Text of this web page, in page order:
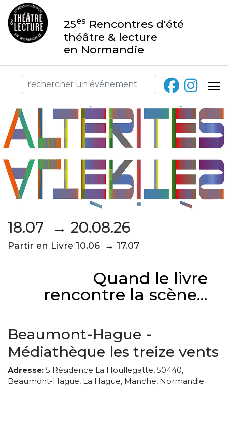
25es Rencontres d'été
théâtre & lecture
en Normandie
18.07 → 20.08.26
Partir en Livre 10.06 → 17.07
Quand le livre
rencontre la scène...
Beaumont-Hague -
Médiathèque les treize vents
Adresse: 5 Résidence La Houllegatte, 50440,
Beaumont-Hague, La Hague, Manche, Normandie